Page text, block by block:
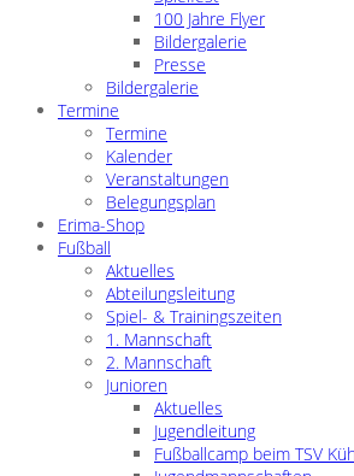
100 Jahre Flyer
Bildergalerie
Presse
Bildergalerie
Termine
Termine
Kalender
Veranstaltungen
Belegungsplan
Erima-Shop
Fußball
Aktuelles
Abteilungsleitung
Spiel- & Trainingszeiten
1. Mannschaft
2. Mannschaft
Junioren
Aktuelles
Jugendleitung
Fußballcamp beim TSV